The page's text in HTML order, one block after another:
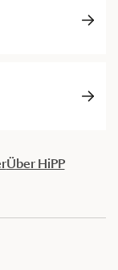
Über HiPP